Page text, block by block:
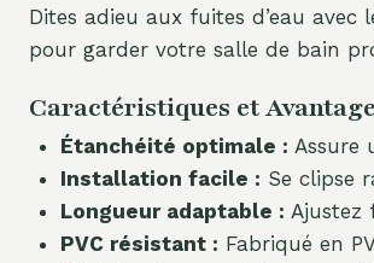
Dites adieu aux fuites d’eau
pour garder votre salle de bain
Caractéristiques et
Étanchéité optimale : Assure
Installation facile : Se clipse
Longueur adaptable : Ajustez
PVC résistant : Fabriqué en